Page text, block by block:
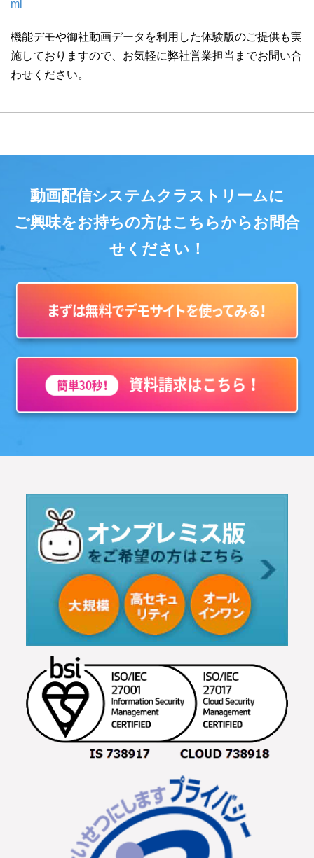
ml
機能デモや御社動画データを利用した体験版のご提供も実
施しておりますので、お気軽に弊社営業担当までお問い合
わせください。
動画配信システムクラストリームに
ご興味をお持ちの方はこちらからお問合
せください！